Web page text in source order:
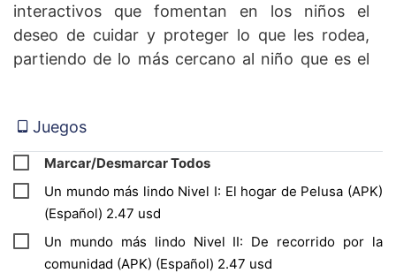
interactivos que fomentan en los niños el
deseo de cuidar y proteger lo que les rodea,
partiendo de lo más cercano al niño que es el
protegidas.
Nivel I:El hogar de Pelusa
Nivel III:De paseo por el campo
Nivel IV:
Viajando por Cuba
Público al que va dirigido:Primera Infancia y
Juegos
Marcar/Desmarcar Todos
Un mundo más lindo Nivel I: El hogar de Pelusa (APK)
(Español) 2.47 usd
Un mundo más lindo Nivel II: De recorrido por la
comunidad (APK) (Español) 2.47 usd